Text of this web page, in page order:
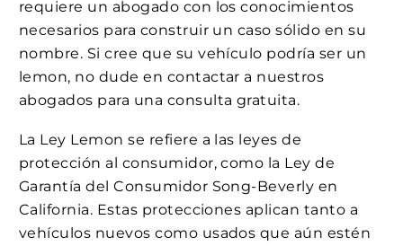
requiere un abogado con los conocimientos
necesarios para construir un caso sólido en su
nombre. Si cree que su vehículo podría ser un
lemon, no dude en contactar a nuestros
abogados para una consulta gratuita.
La Ley Lemon se refiere a las leyes de
protección al consumidor, como la Ley de
Garantía del Consumidor Song-Beverly en
California. Estas protecciones aplican tanto a
vehículos nuevos como usados que aún estén